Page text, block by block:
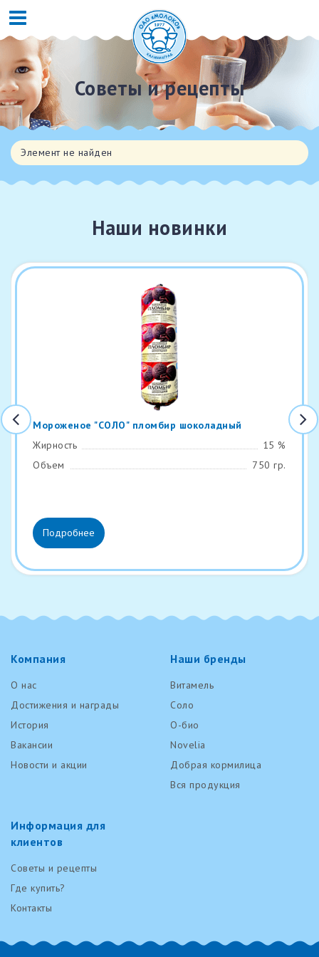
Советы и рецепты
Элемент не найден
Наши новинки
Мороженое "СОЛО" пломбир шоколадный
Жирность
15 %
Объем
750 гр.
Подробнее
Компания
О нас
Достижения и награды
История
Вакансии
Новости и акции
Наши бренды
Витамель
Соло
О-био
Novelia
Добрая кормилица
Вся продукция
Информация для
клиентов
Советы и рецепты
Где купить?
Контакты